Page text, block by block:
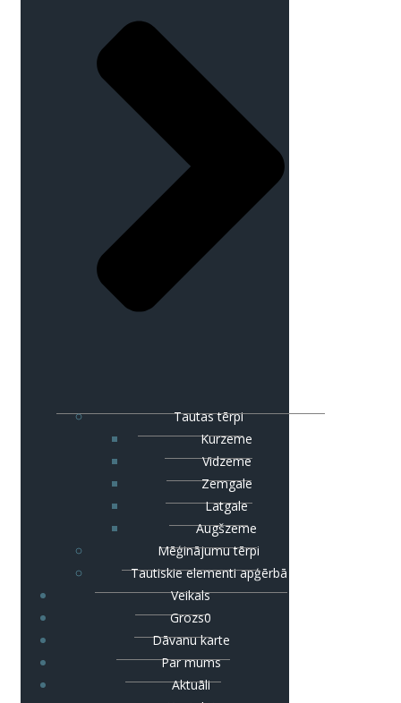
Tautas tērpi
Kurzeme
Vidzeme
Zemgale
Latgale
Augšzeme
Mēģinājumu tērpi
Tautiskie elementi apģērbā
Veikals
Grozs0
Dāvanu karte
Par mums
Aktuāli